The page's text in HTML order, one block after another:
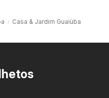
Casa & Jardim Guaiúba